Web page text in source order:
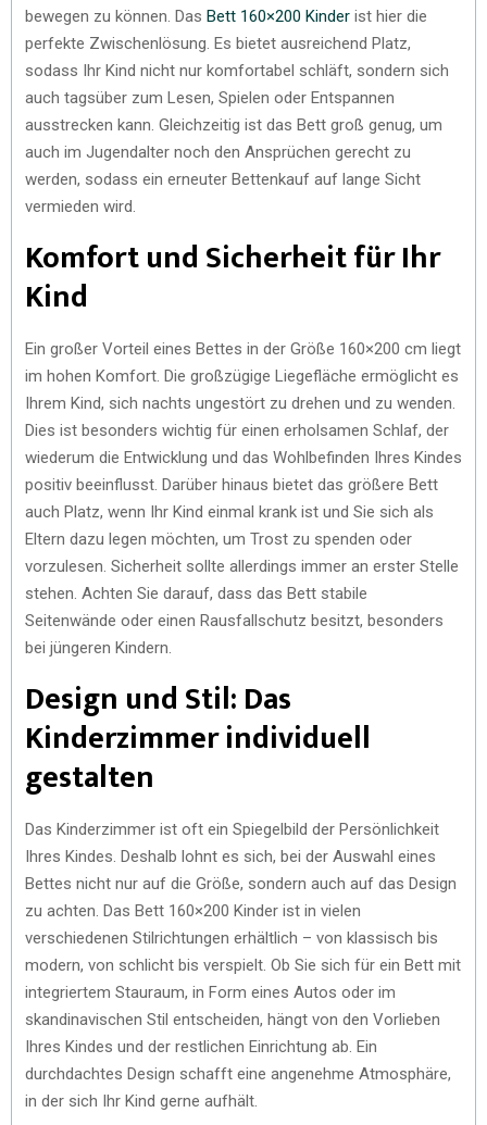
bewegen zu können. Das Bett 160×200 Kinder ist hier die
perfekte Zwischenlösung. Es bietet ausreichend Platz,
sodass Ihr Kind nicht nur komfortabel schläft, sondern sich
auch tagsüber zum Lesen, Spielen oder Entspannen
ausstrecken kann. Gleichzeitig ist das Bett groß genug, um
auch im Jugendalter noch den Ansprüchen gerecht zu
werden, sodass ein erneuter Bettenkauf auf lange Sicht
vermieden wird.
Komfort und Sicherheit für Ihr
Kind
Ein großer Vorteil eines Bettes in der Größe 160×200 cm liegt
im hohen Komfort. Die großzügige Liegefläche ermöglicht es
Ihrem Kind, sich nachts ungestört zu drehen und zu wenden.
Dies ist besonders wichtig für einen erholsamen Schlaf, der
wiederum die Entwicklung und das Wohlbefinden Ihres Kindes
positiv beeinflusst. Darüber hinaus bietet das größere Bett
auch Platz, wenn Ihr Kind einmal krank ist und Sie sich als
Eltern dazu legen möchten, um Trost zu spenden oder
vorzulesen. Sicherheit sollte allerdings immer an erster Stelle
stehen. Achten Sie darauf, dass das Bett stabile
Seitenwände oder einen Rausfallschutz besitzt, besonders
bei jüngeren Kindern.
Design und Stil: Das
Kinderzimmer individuell
gestalten
Das Kinderzimmer ist oft ein Spiegelbild der Persönlichkeit
Ihres Kindes. Deshalb lohnt es sich, bei der Auswahl eines
Bettes nicht nur auf die Größe, sondern auch auf das Design
zu achten. Das Bett 160×200 Kinder ist in vielen
verschiedenen Stilrichtungen erhältlich – von klassisch bis
modern, von schlicht bis verspielt. Ob Sie sich für ein Bett mit
integriertem Stauraum, in Form eines Autos oder im
skandinavischen Stil entscheiden, hängt von den Vorlieben
Ihres Kindes und der restlichen Einrichtung ab. Ein
durchdachtes Design schafft eine angenehme Atmosphäre,
in der sich Ihr Kind gerne aufhält.